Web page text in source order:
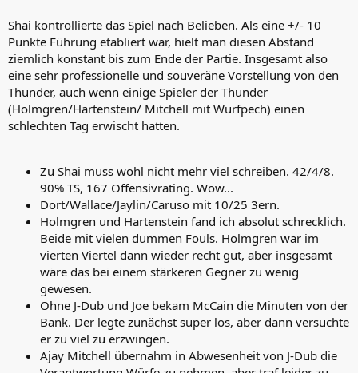
Shai kontrollierte das Spiel nach Belieben. Als eine +/- 10
Punkte Führung etabliert war, hielt man diesen Abstand
ziemlich konstant bis zum Ende der Partie. Insgesamt also
eine sehr professionelle und souveräne Vorstellung von den
Thunder, auch wenn einige Spieler der Thunder
(Holmgren/Hartenstein/ Mitchell mit Wurfpech) einen
schlechten Tag erwischt hatten.
Zu Shai muss wohl nicht mehr viel schreiben. 42/4/8.
90% TS, 167 Offensivrating. Wow...
Dort/Wallace/Jaylin/Caruso mit 10/25 3ern.
Holmgren und Hartenstein fand ich absolut schrecklich.
Beide mit vielen dummen Fouls. Holmgren war im
vierten Viertel dann wieder recht gut, aber insgesamt
wäre das bei einem stärkeren Gegner zu wenig
gewesen.
Ohne J-Dub und Joe bekam McCain die Minuten von der
Bank. Der legte zunächst super los, aber dann versuchte
er zu viel zu erzwingen.
Ajay Mitchell übernahm in Abwesenheit von J-Dub die